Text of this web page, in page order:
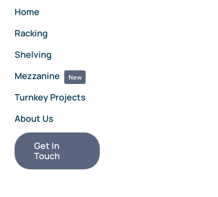
Home
Racking
Shelving
Mezzanine
New
Turnkey Projects
About Us
Get In
Touch